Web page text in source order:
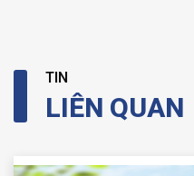
TIN
LIÊN QUAN